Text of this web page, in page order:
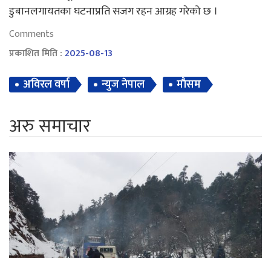
डुबानलगायतका घटनाप्रति सजग रहन आग्रह गरेको छ ।
Comments
प्रकाशित मिति :2025-08-13
अविरल वर्षा न्युज नेपाल माैसम
अरु समाचार